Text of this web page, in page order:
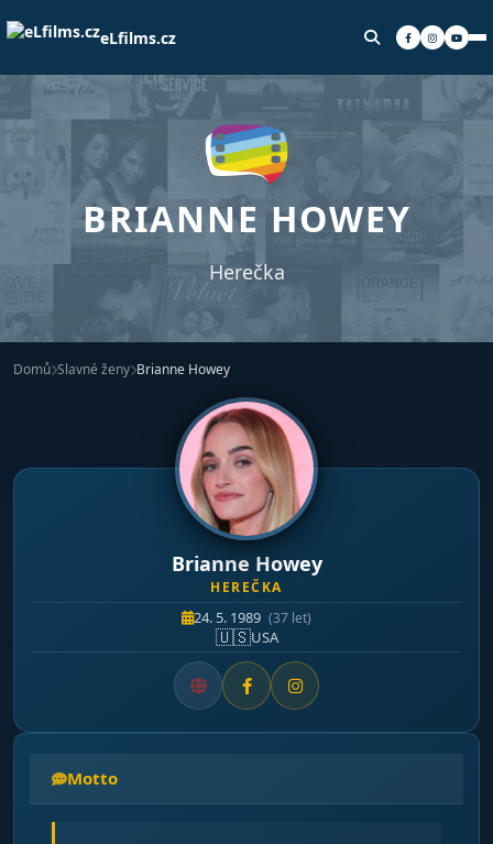
eLfilms.cz
BRIANNE HOWEY
Herečka
Domů Slavné ženy Brianne Howey
Brianne Howey
HEREČKA
24. 5. 1989 (37 let)
🇺🇸USA
Motto